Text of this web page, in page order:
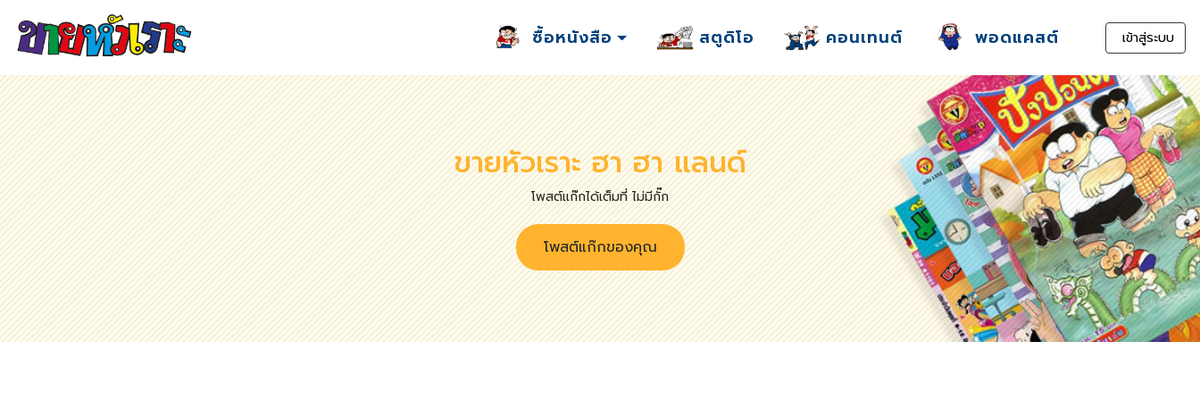
ซื้อหนังสือ สตูดิโอ คอนเทนต์ พอดแคสต์ เข้าสู่ระบบ
ขายหัวเราะ ฮา ฮา แลนด์
โพสต์แก๊กได้เต็มที่ ไม่มีกั๊ก
โพสต์แก๊กของคุณ